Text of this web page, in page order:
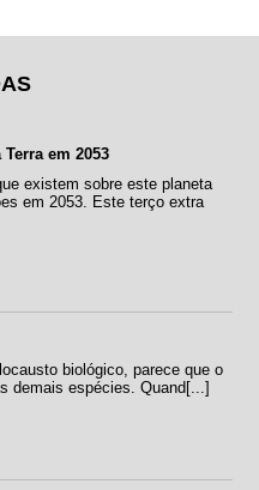
em 2053
existem sobre este planeta
em 2053. Este terço extra
biológico, parece que o
demais espécies. Quand[...]